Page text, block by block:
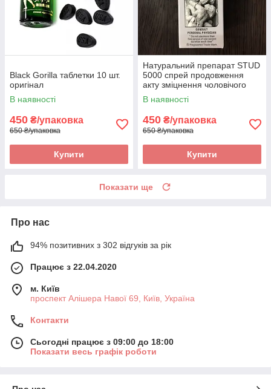
Black Gorilla таблетки 10 шт.
оригінал
В наявності
450 ₴/упаковка
650 ₴/упаковка
Купити
Натуральний препарат STUD
5000 спрей продовження
акту зміцнення чоловічого
здоров'я 2 оригінал
В наявності
450 ₴/упаковка
650 ₴/упаковка
Купити
Показати ще
Про нас
94% позитивних з 302 відгуків за рік
Працює з 22.04.2020
м. Київ
проспект Алішера Навої 69, Київ, Україна
Контакти
Сьогодні працює з 09:00 до 18:00
Показати весь графік роботи